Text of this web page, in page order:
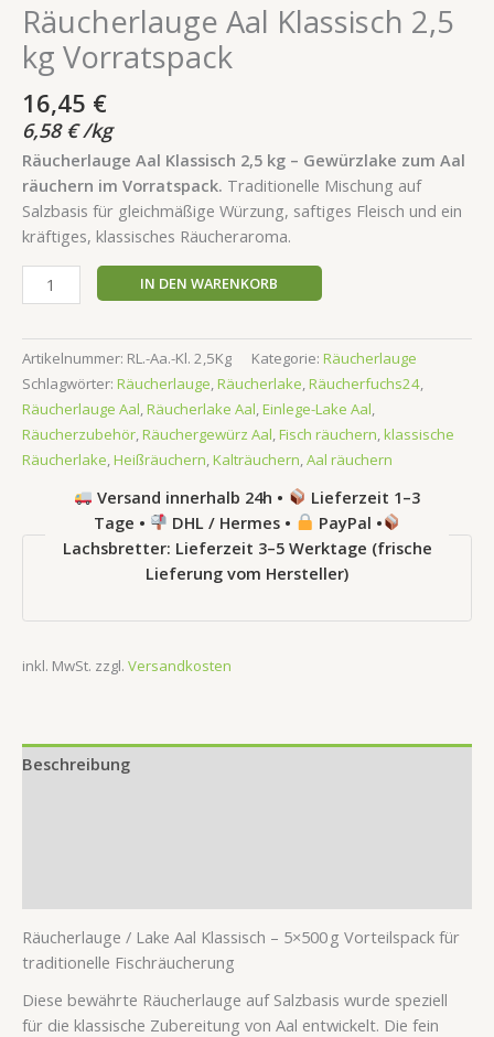
Räucherlauge Aal Klassisch 2,5
kg Vorratspack
16,45 €
6,58€ /kg
Räucherlauge Aal Klassisch 2,5 kg – Gewürzlake zum Aal
räuchern im Vorratspack. Traditionelle Mischung auf
Salzbasis für gleichmäßige Würzung, saftiges Fleisch und ein
kräftiges, klassisches Räucheraroma.
IN DEN WARENKORB
Artikelnummer: RL.-Aa.-Kl. 2,5Kg Kategorie: Räucherlauge
Schlagwörter: Räucherlauge,Räucherlake,Räucherfuchs24,
Räucherlauge Aal,Räucherlake Aal,Einlege-Lake Aal,
Räucherzubehör,Räuchergewürz Aal,Fisch räuchern,klassische
Räucherlake,Heißräuchern,Kalträuchern,Aal räuchern
Versand innerhalb 24h •
Lieferzeit 1–3
Tage •
DHL / Hermes •
PayPal •
Lachsbretter: Lieferzeit 3–5 Werktage (frische
Lieferung vom Hersteller)
inkl. MwSt. zzgl. Versandkosten
Beschreibung
Räucherlauge / Lake Aal Klassisch – 5×500 g Vorteilspack für
traditionelle Fischräucherung
Diese bewährte Räucherlauge auf Salzbasis wurde speziell
für die klassische Zubereitung von Aal entwickelt. Die fein